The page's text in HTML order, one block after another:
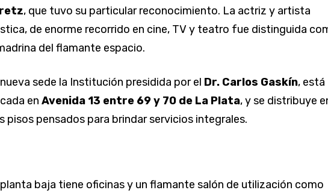
, que tuvo su particular reconocimiento. La actriz y artista
de enorme recorrido en cine, TV y teatro fue distinguida
del flamante espacio.
sede la Institución presidida por el Dr. Carlos Gaskín, está
en Avenida 13 entre 69 y 70 de La Plata, y se distribuye
pisos pensados para brindar servicios integrales.
planta baja tiene oficinas y un flamante salón de utilización como